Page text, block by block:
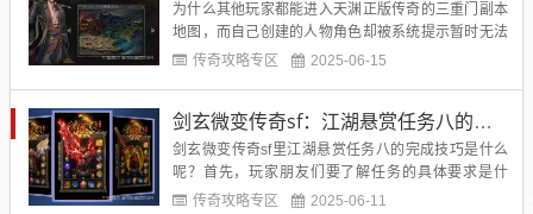
为什么其他玩家都能进入天渊正版传奇的三重门副本
地图，而自己创建的人物角色却被系统提示暂时无法
进入地图呢？有此疑问的新手玩家非常多，在这款传
地图，所以被挡在地图之外的玩家朋友，肯定会感到
十分焦虑。接下来的时间，...
传奇攻略专区 2025-06-15
剑玄微变传奇sf：江湖悬赏任务八的完成技巧是什么？
剑玄微变传奇sf里江湖悬赏任务八的完成技巧是什么
呢？首先，玩家朋友们要了解任务的具体要求是什
么，否则盲目进行刷怪或者收集物品，都不能满足任
传奇攻略专区 2025-06-11